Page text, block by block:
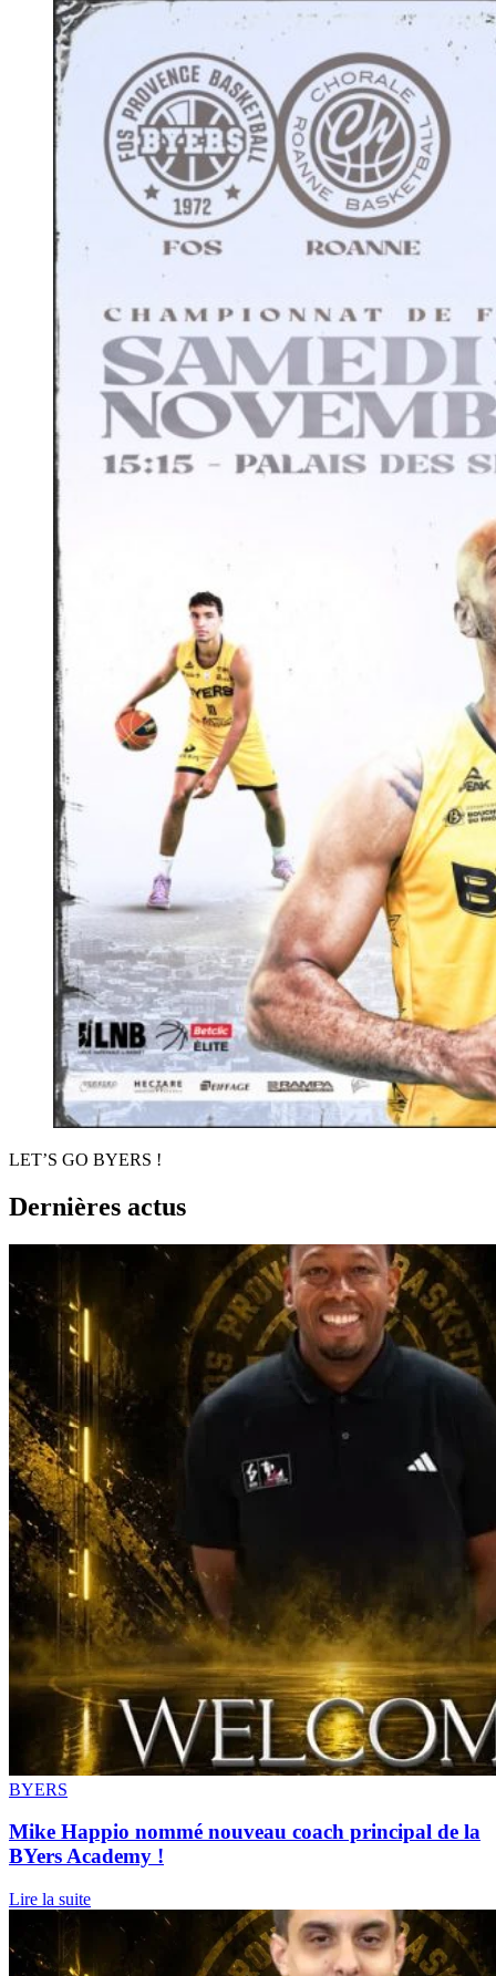
LET’S GO BYERS !
Dernières actus
BYERS
Mike Happio nommé nouveau coach principal de la
BYers Academy !
Lire la suite